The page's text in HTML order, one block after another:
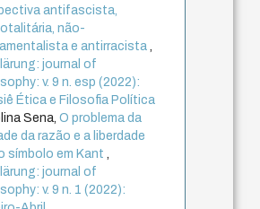
antifascista,
não-
e antirracista
journal of
v. 9 n. esp (2022):
Ética e Filosofia Política
Sena,O problema da
da razão e a liberdade
símbolo em Kant
journal of
v. 9 n. 1 (2022):